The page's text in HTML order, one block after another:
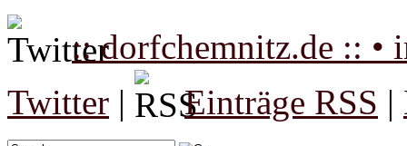
:: dorfchemnitz.de :: •
Twitter | Einträge RSS |